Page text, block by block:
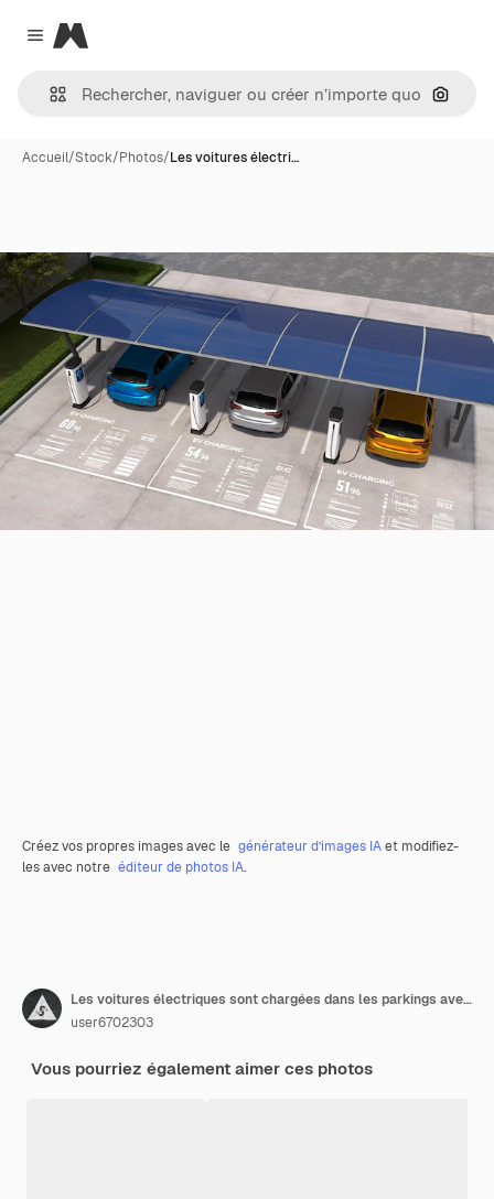
Close menu
Magnific
Accueil/Stock/Photos/Les voitures électri…
Créez vos propres images avec le générateur d’images IAet modifiez-
les avec notre éditeur de photos IA.
Les voitures électriques sont chargées dans les parkings avec l'énergie des panneaux solaires
user6702303
Vous pourriez également aimer ces photos